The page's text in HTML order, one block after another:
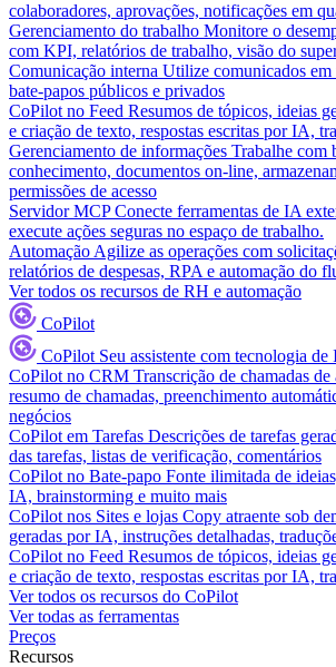
colaboradores, aprovações, notificações em
Gerenciamento do trabalho Monitore o
com KPI, relatórios de trabalho, visão do
Comunicação interna Utilize comunicados em
bate-papos públicos e privados
CoPilot no Feed Resumos de tópicos, ideias
e criação de texto, respostas escritas por IA,
Gerenciamento de informações Trabalhe com
conhecimento, documentos on-line,
permissões de acesso
Servidor MCP Conecte ferramentas de IA
execute ações seguras no espaço de trabalho.
Automação Agilize as operações com
relatórios de despesas, RPA e automação do
Ver todos os recursos de RH e automação
CoPilot
CoPilot Seu assistente com tecnologia
CoPilot no CRM Transcrição de chamadas
resumo de chamadas, preenchimento
negócios
CoPilot em Tarefas Descrições de tarefas
das tarefas, listas de verificação, comentários
CoPilot no Bate-papo Fonte ilimitada de
IA, brainstorming e muito mais
CoPilot nos Sites e lojas Copy atraente sob
geradas por IA, instruções detalhadas,
CoPilot no Feed Resumos de tópicos, ideias
e criação de texto, respostas escritas por IA,
Ver todos os recursos do CoPilot
Ver todas as ferramentas
Preços
Recursos